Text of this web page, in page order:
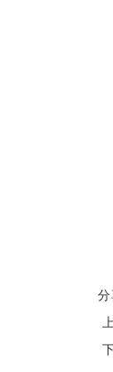
分